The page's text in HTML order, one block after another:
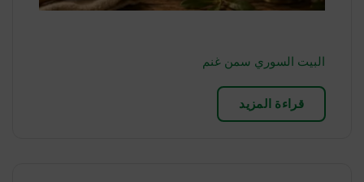
البيت السوري سمن غنم
قراءة المزيد